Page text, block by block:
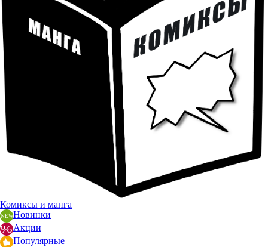
Комиксы и манга
Новинки
Акции
Популярные